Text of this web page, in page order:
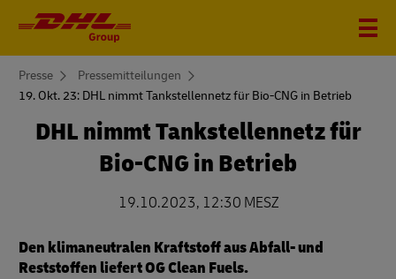
You
here
Presse
Pressemitteilungen
19. Okt. 23: DHL nimmt Tankstellennetz für Bio-CNG in Betrieb
DHL nimmt Tankstellennetz für
Bio-CNG in Betrieb
19.10.2023, 12:30 MESZ
Den klimaneutralen Kraftstoff aus Abfall- und
Reststoffen liefert OG Clean Fuels.